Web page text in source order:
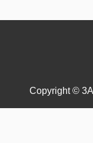
Copyright ©